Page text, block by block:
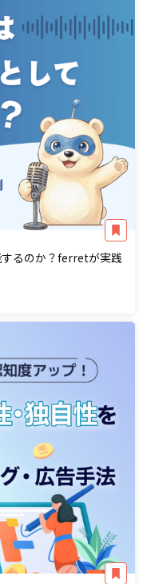
するのか？ferretが実践